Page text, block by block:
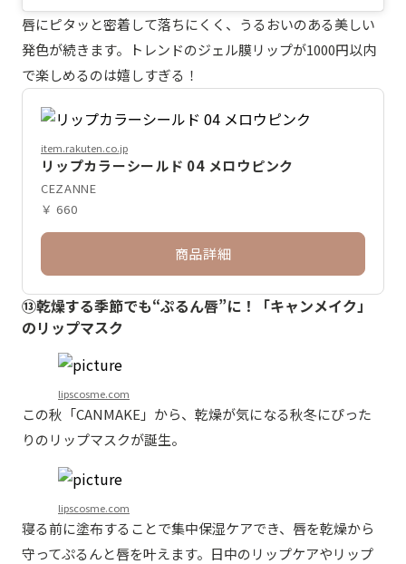
唇にピタッと密着して落ちにくく、うるおいのある美しい
発色が続きます。トレンドのジェル膜リップが1000円以内
で楽しめるのは嬉しすぎる！
item.rakuten.co.jp
リップカラーシールド 04 メロウピンク
CEZANNE
￥ 660
商品詳細
⑬乾燥する季節でも“ぷるん唇”に！「キャンメイク」
のリップマスク
lipscosme.com
この秋「CANMAKE」から、乾燥が気になる秋冬にぴった
りのリップマスクが誕生。
lipscosme.com
寝る前に塗布することで集中保湿ケアでき、唇を乾燥から
守ってぷるんと唇を叶えます。日中のリップケアやリップ